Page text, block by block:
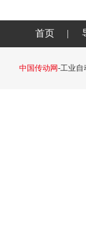
首页 |
中国传动网-工业自